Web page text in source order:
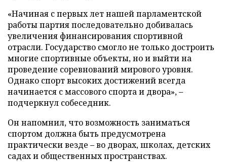
«Начиная с первых лет нашей парламентской
работы партия последовательно добивалась
увеличения финансирования спортивной
отрасли. Государство смогло не только достроить
многие спортивные объекты, но и выйти на
проведение соревнований мирового уровня.
Однако спорт высоких достижений всегда
начинается с массового спорта и двора», –
подчеркнул собеседник.
Он напомнил, что возможность заниматься
спортом должна быть предусмотрена
практически везде – во дворах, школах, детских
садах и общественных пространствах.